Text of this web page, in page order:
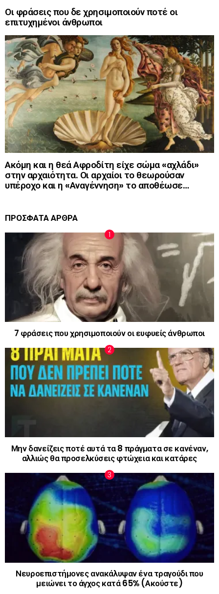
Οι φράσεις που δε χρησιμοποιούν ποτέ οι
επιτυχημένοι άνθρωποι
Ακόμη και η θεά Αφροδίτη είχε σώμα «αχλάδι»
στην αρχαιότητα. Οι αρχαίοι το θεωρούσαν
υπέροχο και η «Αναγέννηση» το αποθέωσε…
ΠΡΟΣΦΑΤΑ ΑΡΘΡΑ
7 φράσεις που χρησιμοποιούν οι ευφυείς άνθρωποι
Μην δανείζεις ποτέ αυτά τα 8 πράγματα σε κανέναν,
αλλιώς θα προσελκύσεις φτώχεια και κατάρες
Νευροεπιστήμονες ανακάλυψαν ένα τραγούδι που
μειώνει το άγχος κατά 65% (Ακούστε)